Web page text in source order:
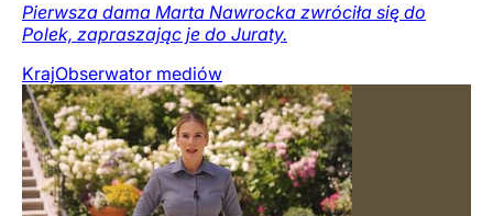
Pierwsza dama Marta Nawrocka zwróciła się do
Polek, zapraszając je do Juraty.
KrajObserwator mediów